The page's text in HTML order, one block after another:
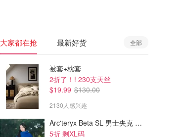
大家都在抢 最新好货 全部
被套+枕套
2折了！! 230支天丝
$19.99 $130.00
2130人感兴趣
Arc'teryx Beta SL 男士夹克 黑色
5折 剩XL码